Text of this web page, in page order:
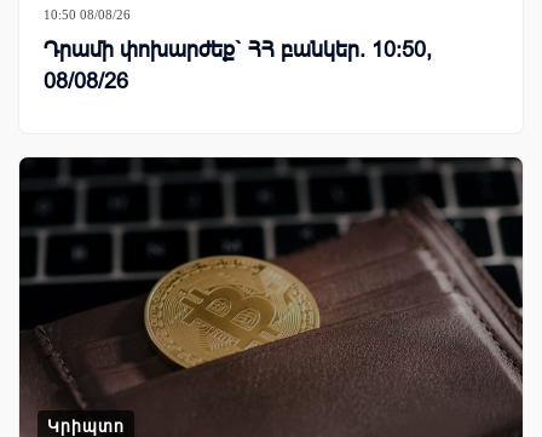
10:50 08/08/26
Դրամի փոխարժեք` ՀՀ բանկեր. 10:50,
08/08/26
Կրիպտո